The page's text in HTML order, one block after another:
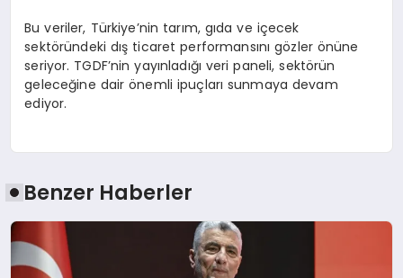
Bu veriler, Türkiye’nin tarım, gıda ve içecek
sektöründeki dış ticaret performansını gözler önüne
seriyor. TGDF’nin yayınladığı veri paneli, sektörün
geleceğine dair önemli ipuçları sunmaya devam
ediyor.
Benzer Haberler